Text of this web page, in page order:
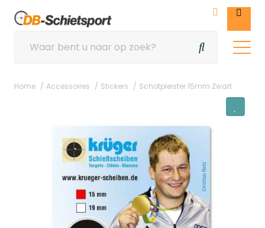
Home Accessoires Stickers Schotpleister 15mm Zwart